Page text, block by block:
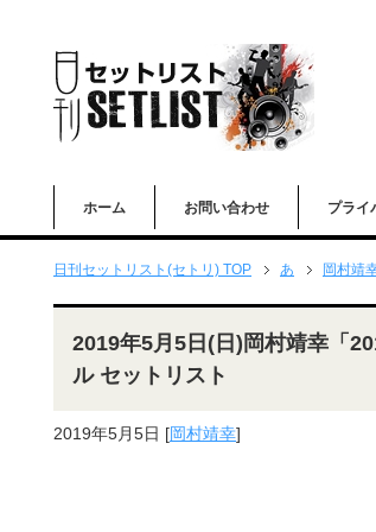
ホーム お問い合わせ プライ
日刊セットリスト(セトリ) TOP あ 岡村靖
2019年5月5日(日)岡村靖幸「
ル セットリスト
2019年5月5日 [岡村靖幸]